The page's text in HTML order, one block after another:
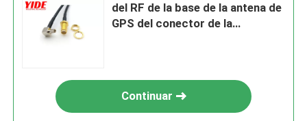
del RF de la base de la antena de
GPS del conector de la
Continuar